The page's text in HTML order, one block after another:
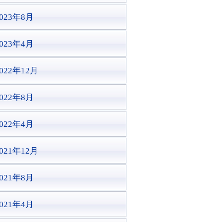
年8月
年4月
年12月
年8月
年4月
年12月
年8月
年4月